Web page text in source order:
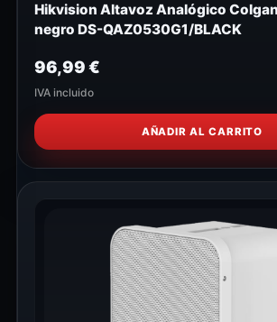
Hikvision Altavoz Analógico
negro DS-QAZ0530G1/BLACK
96,99€
IVA incluido
AÑADIR AL CARRITO